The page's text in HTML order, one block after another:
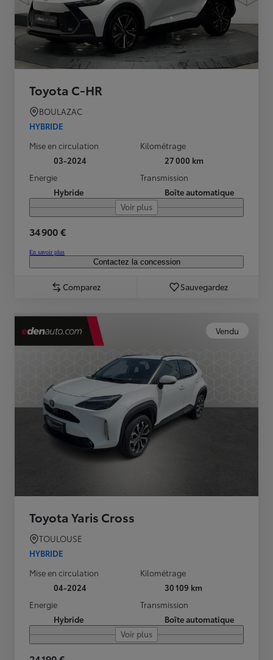
Toyota C-HR
BOULAZAC
HYBRIDE
Mise en circulation
03-2024
Kilométrage
27 000 km
Energie
Hybride
Transmission
Boîte automatique
Voir plus
34 900 €
En savoir plus
Contactez la concession
Comparez Sauvegardez
Vendu
Toyota Yaris Cross
TOULOUSE
HYBRIDE
Mise en circulation
04-2024
Kilométrage
30 109 km
Energie
Hybride
Transmission
Boîte automatique
Voir plus